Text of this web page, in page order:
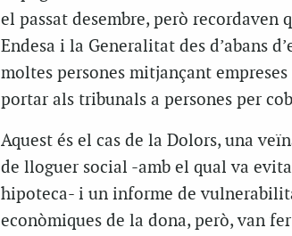
el passat desembre, però recordaven
Endesa i la Generalitat des d’abans
moltes persones mitjançant
portar als tribunals a persones per
Aquest és el cas de la Dolors, una
de lloguer social -amb el qual va
hipoteca- i un informe de
econòmiques de la dona, però, van